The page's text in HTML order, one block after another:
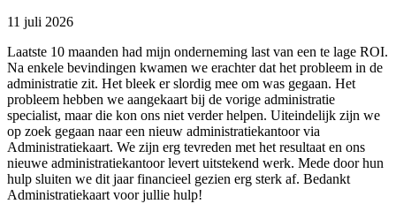
11 juli 2026
Laatste 10 maanden had mijn onderneming last van een te lage ROI.
Na enkele bevindingen kwamen we erachter dat het probleem in de
administratie zit. Het bleek er slordig mee om was gegaan. Het
probleem hebben we aangekaart bij de vorige administratie
specialist, maar die kon ons niet verder helpen. Uiteindelijk zijn we
op zoek gegaan naar een nieuw administratiekantoor via
Administratiekaart. We zijn erg tevreden met het resultaat en ons
nieuwe administratiekantoor levert uitstekend werk. Mede door hun
hulp sluiten we dit jaar financieel gezien erg sterk af. Bedankt
Administratiekaart voor jullie hulp!